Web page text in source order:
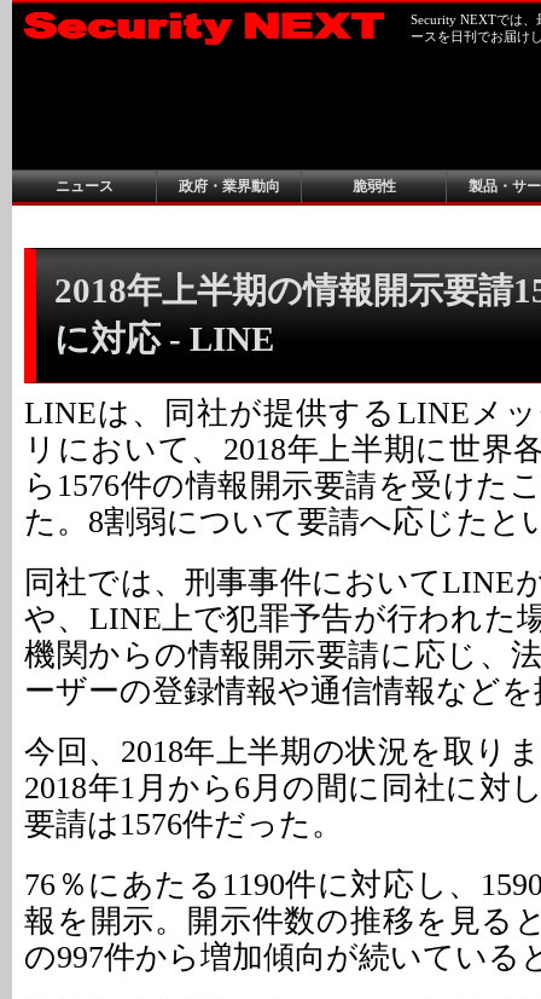
Security NEXTでは
ースを日刊でお届け
ニュース 政府・業界動向 脆弱性 製品・サ
2018年上半期の情報開示要請
に対応 - LINE
LINEは、同社が提供するLINEメ
リにおいて、2018年上半期に世界
ら1576件の情報開示要請を受けた
た。8割弱について要請へ応じたと
同社では、刑事事件においてLINE
や、LINE上で犯罪予告が行われた
機関からの情報開示要請に応じ、
ーザーの登録情報や通信情報など
今回、2018年上半期の状況を取り
2018年1月から6月の間に同社に対
要請は1576件だった。
76％にあたる1190件に対応し、
報を開示。開示件数の推移を見る
の997件から増加傾向が続いている